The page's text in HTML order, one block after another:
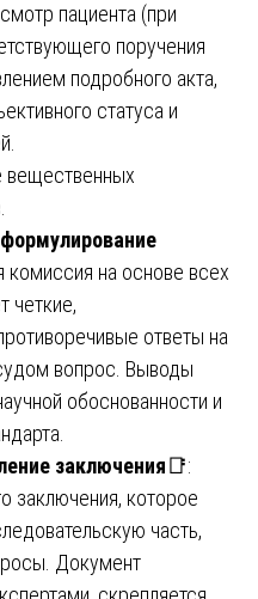
пациента (при
поручения
подробного акта,
статуса и
вещественных
комиссия на основе всех
четкие,
ответы на
вопрос. Выводы
обоснованности и
заключения📑:
заключения, которое
часть,
Документ